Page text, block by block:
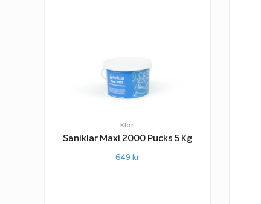
Klor
Saniklar Maxi 2000 Pucks 5 Kg
649 kr